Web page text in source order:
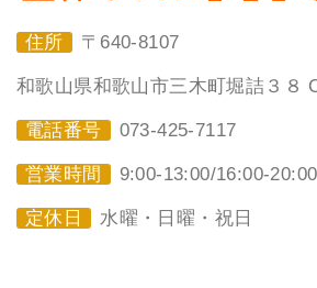
住所 〒640-8107
和歌山県和歌山市三木町堀詰３８
電話番号 073-425-7117
営業時間 9:00-13:00/16:00-20:00
定休日 水曜・日曜・祝日